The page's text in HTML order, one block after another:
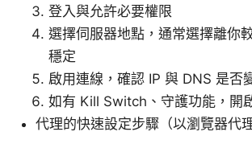
登入與允許必要權限
選擇伺服器地點，通常選擇離你
穩定
啟用連線，確認 IP 與 DNS 是否
如有 Kill Switch、守護功能，開
代理的快速設定步驟（以瀏覽器代理